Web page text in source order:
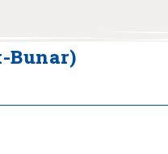
Bunar)